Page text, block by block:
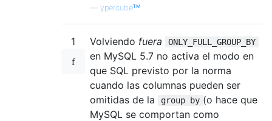
ypercubeᵀᴹ
1 Volviendo fuera ONLY_FULL_GROUP_BY
en MySQL 5.7 no activa el modo en
que SQL previsto por la norma
cuando las columnas pueden ser
omitidas de la
group by (o hace que
MySQL se comportan como